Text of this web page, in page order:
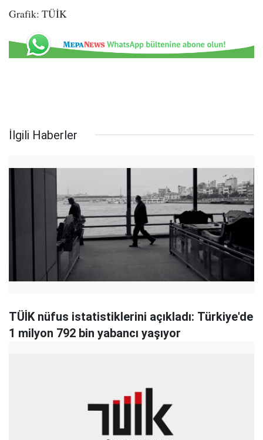
Grafik: TÜİK
İlgili Haberler
TÜİK nüfus istatistiklerini açıkladı: Türkiye'de
1 milyon 792 bin yabancı yaşıyor